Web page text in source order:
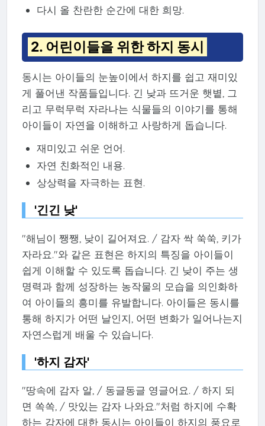
다시 올 찬란한 순간에 대한 희망.
2. 어린이들을 위한 하지 동시
동시는 아이들의 눈높이에서 하지를 쉽고 재미있
게 풀어낸 작품들입니다. 긴 낮과 뜨거운 햇볕, 그
리고 무럭무럭 자라나는 식물들의 이야기를 통해
아이들이 자연을 이해하고 사랑하게 돕습니다.
재미있고 쉬운 언어.
자연 친화적인 내용.
상상력을 자극하는 표현.
'긴긴 낮'
"해님이 쨍쨍, 낮이 길어져요. / 감자 싹 쑥쑥, 키가
자라요."와 같은 표현은 하지의 특징을 아이들이
쉽게 이해할 수 있도록 돕습니다. 긴 낮이 주는 생
명력과 함께 성장하는 농작물의 모습을 의인화하
여 아이들의 흥미를 유발합니다. 아이들은 동시를
통해 하지가 어떤 날인지, 어떤 변화가 일어나는지
자연스럽게 배울 수 있습니다.
'하지 감자'
"땅속에 감자 알, / 동글동글 영글어요. / 하지 되
면 쏙쏙, / 맛있는 감자 나와요."처럼 하지에 수확
하는 감자에 대한 동시는 아이들이 하지의 풍요로